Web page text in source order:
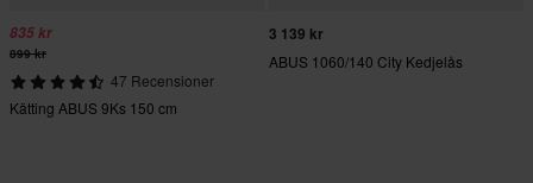
835 kr
899 kr
47 Recensioner
Kätting ABUS 9Ks 150 cm
3 139 kr
ABUS 1060/140 City Kedjelås